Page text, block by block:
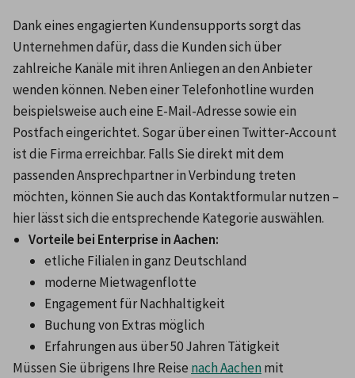
Dank eines engagierten Kundensupports sorgt das
Unternehmen dafür, dass die Kunden sich über
zahlreiche Kanäle mit ihren Anliegen an den Anbieter
wenden können. Neben einer Telefonhotline wurden
beispielsweise auch eine E-Mail-Adresse sowie ein
Postfach eingerichtet. Sogar über einen Twitter-Account
ist die Firma erreichbar. Falls Sie direkt mit dem
passenden Ansprechpartner in Verbindung treten
möchten, können Sie auch das Kontaktformular nutzen –
hier lässt sich die entsprechende Kategorie auswählen.
Vorteile bei Enterprise in Aachen:
etliche Filialen in ganz Deutschland
moderne Mietwagenflotte
Engagement für Nachhaltigkeit
Buchung von Extras möglich
Erfahrungen aus über 50 Jahren Tätigkeit
Müssen Sie übrigens Ihre Reise nach Aachen mit